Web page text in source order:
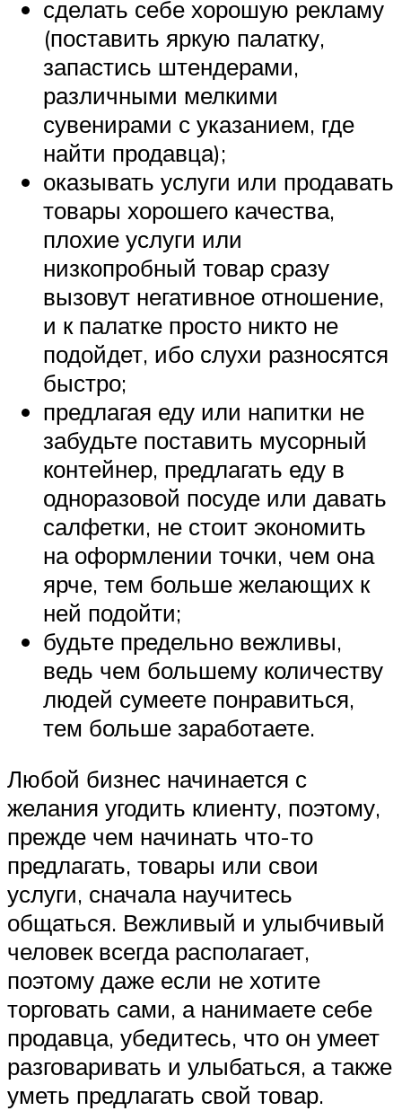
сделать себе хорошую рекламу
(поставить яркую палатку,
запастись штендерами,
различными мелкими
сувенирами с указанием, где
найти продавца);
оказывать услуги или продавать
товары хорошего качества,
плохие услуги или
низкопробный товар сразу
вызовут негативное отношение,
и к палатке просто никто не
подойдет, ибо слухи разносятся
быстро;
предлагая еду или напитки не
забудьте поставить мусорный
контейнер, предлагать еду в
одноразовой посуде или давать
салфетки, не стоит экономить
на оформлении точки, чем она
ярче, тем больше желающих к
ней подойти;
будьте предельно вежливы,
ведь чем большему количеству
людей сумеете понравиться,
тем больше заработаете.
Любой бизнес начинается с
желания угодить клиенту, поэтому,
прежде чем начинать что-то
предлагать, товары или свои
услуги, сначала научитесь
общаться. Вежливый и улыбчивый
человек всегда располагает,
поэтому даже если не хотите
торговать сами, а нанимаете себе
продавца, убедитесь, что он умеет
разговаривать и улыбаться, а также
уметь предлагать свой товар.